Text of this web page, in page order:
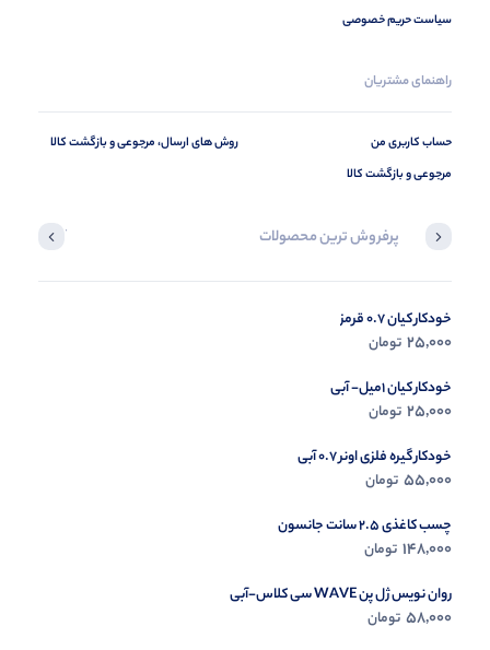
سیاست حریم خصوصی
راهنمای مشتریان
حساب کاربری من
مرجوعی و بازگشت کالا
روش های ارسال، مرجوعی و بازگشت کالا
پرفروش ترین محصولات آخرین
خودکار کیان 0.7 قرمز
25,000 تومان
خودکار کیان 1میل- آبی
25,000 تومان
خودکار گیره فلزی اونر 0.7 آبی
55,000 تومان
چسب کاغذی 2.5 سانت جانسون
148,000 تومان
روان نویس ژل پن WAVE سی کلاس-آبی
58,000 تومان